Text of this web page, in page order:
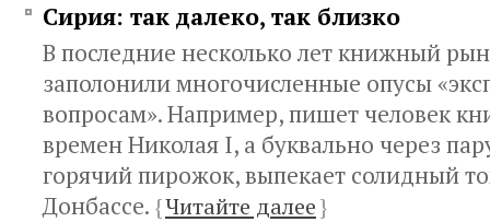
Сирия: так далеко, так близко
В последние несколько лет книжный
заполонили многочисленные опусы
вопросам». Например, пишет человек
времен Николая I, а буквально через
горячий пирожок, выпекает солидный
Донбассе. {Читайте далее}